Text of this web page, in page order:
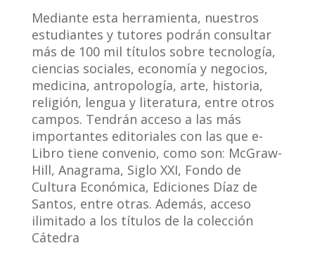
Mediante esta herramienta, nuestros
estudiantes y tutores podrán consultar
más de 100 mil títulos sobre tecnología,
ciencias sociales, economía y negocios,
medicina, antropología, arte, historia,
religión, lengua y literatura, entre otros
campos. Tendrán acceso a las más
importantes editoriales con las que e-
Libro tiene convenio, como son: McGraw-
Hill, Anagrama, Siglo XXI, Fondo de
Cultura Económica, Ediciones Díaz de
Santos, entre otras. Además, acceso
ilimitado a los títulos de la colección
Cátedra